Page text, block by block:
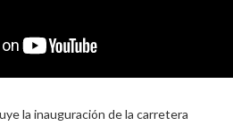
la inauguración de la carretera